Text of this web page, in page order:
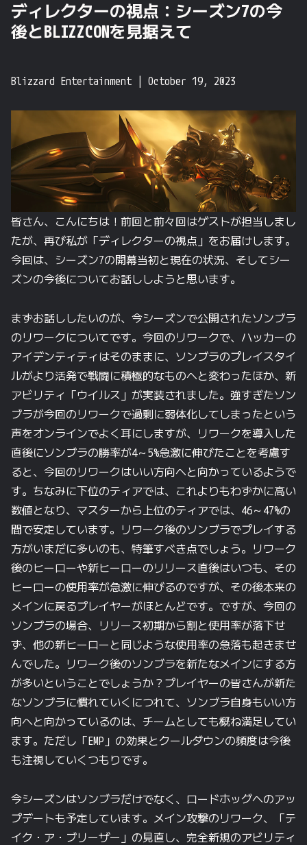
ディレクターの視点：シーズン7の今
後とBLIZZCONを見据えて
Blizzard Entertainment October 19, 2023
皆さん、 こんにちは！ 前回と前々回はゲストが担当しまし
たが、 再び私が 「ディレクターの視点」をお届けします。
今回は、 シーズン7の開幕当初と現在の状況、 そしてシー
ズンの今後についてお話ししようと思います。
まずお話ししたいのが、 今シーズンで公開されたソンブラ
のリワークについてです。 今回のリワークで、 ハッカーの
アイデンティティはそのままに、 ソンブラのプレイスタイ
ルがより活発で戦闘に積極的なものへと 変わったほか、 新
アビリティ 「ウイルス」が実装されました。 強すぎたソン
ブラが今回のリワークで過剰に弱体化してしまったと いう
声をオンラインでよく 耳にしますが、 リワークを導入した
直後にソンブラの勝率が4～5%急激に伸びた ことを考慮す
ると、 今回のリワークはいい方向へと 向かっているようで
す。 ちなみに下位のティアでは、 これよりもわずかに高い
数値となり、 マスターから 上位のティアでは、 46～47%の
間で安定しています。 リワーク後のソンブラでプレイする
方がいまだに多いのも、 特筆すべき点でしょう。 リワーク
後のヒーローや新ヒーローのリリース直後はいつも、 その
ヒーローの使用率が急激に伸びるのですが、 その後本来の
メインに戻るプレイヤーがほとんどです。 ですが、 今回の
ソンブラの場合、 リリース初期から割と使用率が落下せ
ず、 他の新ヒーローと 同じような使用率の急落も起きませ
んでした。 リワーク後のソンブラを新たなメインにする方
が多いと いう ことでしょうか？ プレイヤーの皆さんが新た
なソンブラに慣れていくにつれて、 ソンブラ自身もいい方
向へと 向かっているのは、 チームと しても概ね満足してい
ます。 ただし 「EMP」の効果と クールダウンの頻度は今後
も注視していくつもりです。
今シーズンはソンブラだけでなく、 ロードホッグへのアッ
プデートも予定しています。 メイン攻撃のリワーク、
「テ
イク・ア・ブリーザー」の見直し、 完全新規のアビリティ